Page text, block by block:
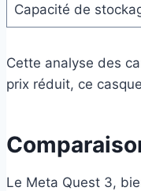
Capacité de
Cette analyse des
prix réduit, ce
Le Meta Quest 3,